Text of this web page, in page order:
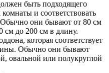
быть подходящего
и соответствовать
они бывают от 80 см
см до 200 см в длину.
которая соответствует
Обычно они бывают
овальной или полукруглой